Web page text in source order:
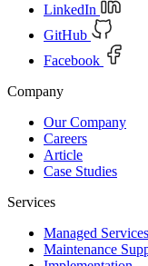
LinkedIn
GitHub
Facebook
Company
Our Company
Careers
Article
Case Studies
Services
Managed Services
Maintenance